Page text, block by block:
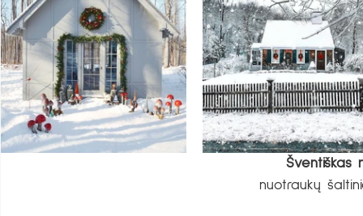
Šventiškas
nuotraukų